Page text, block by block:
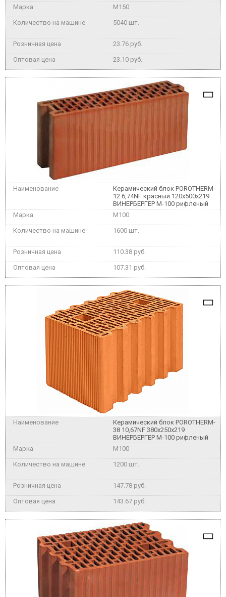
M150
5040 шт.
23.76 руб.
23.10 руб.
Керамический блок POROTHERM-
12 6,74NF красный 120x500x219
ВИНЕРБЕРГЕР М-100 рифленый
M100
1600 шт.
110.38 руб.
107.31 руб.
Керамический блок POROTHERM-
38 10,67NF 380x250x219
ВИНЕРБЕРГЕР М-100 рифленый
M100
1200 шт.
147.78 руб.
143.67 руб.